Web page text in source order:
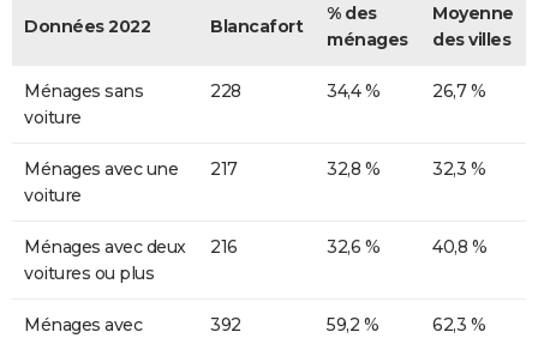
Données 2022 Blancafort
% des
ménages
Moyenne
des villes
Ménages sans
voiture
228 34,4 % 26,7 %
Ménages avec une
voiture
217 32,8 % 32,3 %
Ménages avec deux
voitures ou plus
216 32,6 % 40,8 %
Ménages avec
392 59,2 % 62,3 %